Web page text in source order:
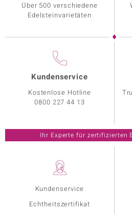
Kundenservice
Echtheitszertifikat
Über 500 verschiedene
Edelsteinvarietäten
Kundenservice
Kostenlose Hotline
0800 227 44 13
Ihr Experte für zertifizierten